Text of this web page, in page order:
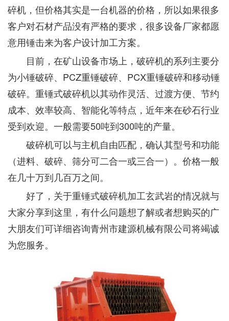
碎机，但价格其实是一台机器的价格，所以如果很多
客户对石材产品没有严格的要求，很多设备厂家都愿
意用锤击来为客户设计加工方案。
目前，在矿山设备市场上，破碎机的系列主要分
为小锤破碎、PCZ重锤破碎、PCX重锤破碎和移动锤
破碎。重锤式破碎机以其动作灵活、过渡方便、节约
成本、效率较高、智能化等特点，近年来在砂石行业
受到欢迎。一般需要50吨到300吨的产量。
破碎机可以与主机自由匹配，确认其型号和功能
（进料、破碎、筛分可二合一或三合一）。价格一般
在几十万到几百万之间。
好了，关于重锤式破碎机加工玄武岩的情况就与
大家分享到这里，有什么问题想了解或者想购买的广
大朋友们可详细咨询青州市建源机械有限公司将竭诚
为您服务。